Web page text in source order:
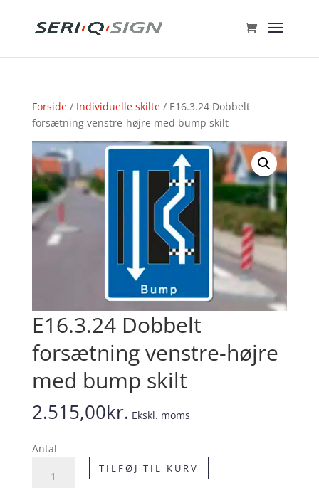
Forside/ Individuelle skilte/ E16.3.24 Dobbelt
forsætning venstre-højre med bump skilt
E16.3.24 Dobbelt
forsætning venstre-højre
med bump skilt
2.515,00kr. Ekskl. moms
Antal
Dobbelt
TILFØJ TIL KURV